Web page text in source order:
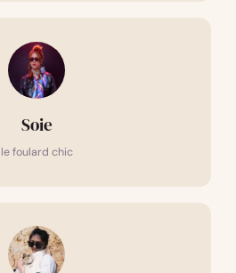
Soie
le foulard chic